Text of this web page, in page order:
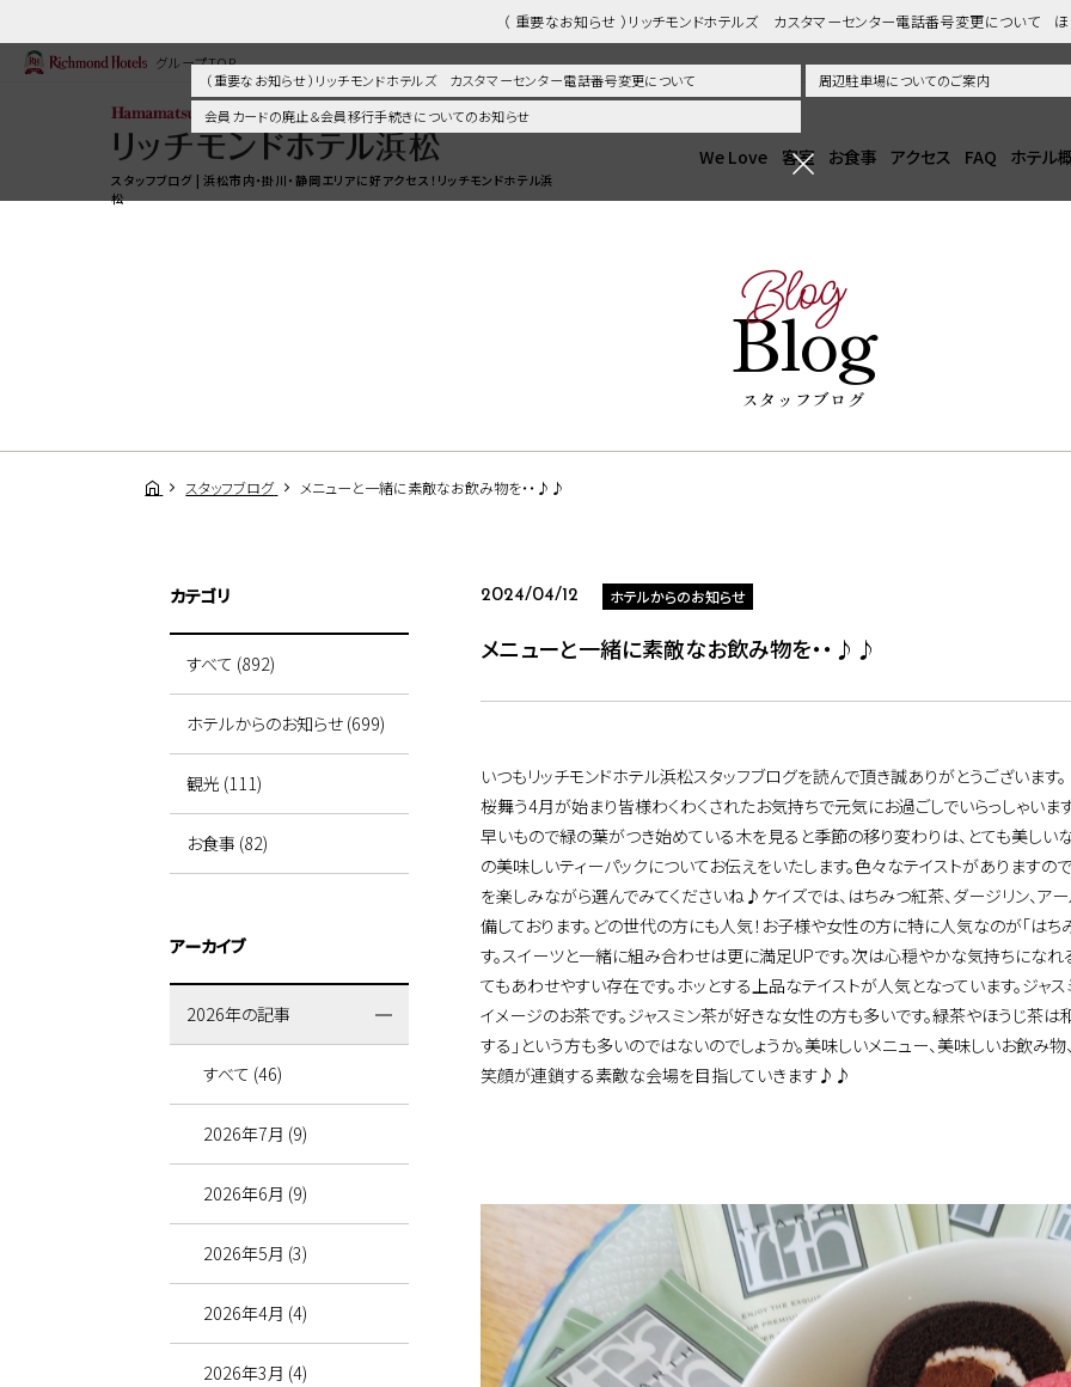
（ 重要なお知らせ ）リッチモンドホテルズ カスタマーセンター電話番号変更について
（ 重要なお知らせ ）リッチモンドホテルズ カスタマーセンター電話番号変更について
周辺駐車場についてのご案内
会員カードの廃止＆会員移行手続きについてのお知らせ
グループTOP
スタッフブログ | 浜松市内・掛川・静岡エリアに好アクセス！リッチモンドホテル浜
松
We Love 客室 お食事 アクセス FAQ ホテル
Blog
Blog
スタッフブログ
スタッフブログ メニューと一緒に素敵なお飲み物を・・♪♪
2024/04/12 ホテルからのお知らせ
メニューと一緒に素敵なお飲み物を・・♪♪
いつもリッチモンドホテル浜松スタッフブログを読んで頂き誠ありがとうございます。
桜舞う4月が始まり皆様わくわくされたお気持ちで元気にお過ごしでいらっしゃいま
早いもので緑の葉がつき始めている木を見ると季節の移り変わりは、とても美しい
の美味しいティーパックについてお伝えをいたします。色々なテイストがありますの
を楽しみながら選んでみてくださいね♪ケイズでは、はちみつ紅茶、ダージリン、アー
備しております。どの世代の方にも人気！お子様や女性の方に特に人気なのが「はち
す。スイーツと一緒に組み合わせは更に満足UPです。次は心穏やかな気持ちになれ
てもあわせやすい存在です。ホッとする上品なテイストが人気となっています。ジャ
イメージのお茶です。ジャスミン茶が好きな女性の方も多いです。緑茶やほうじ茶
する」という方も多いのではないのでしょうか。美味しいメニュー、美味しいお飲
笑顔が連鎖する素敵な会場を目指していきます♪♪
カテゴリ
すべて (892)
ホテルからのお知らせ (699)
観光 (111)
お食事 (82)
アーカイブ
2026年の記事
すべて (46)
2026年7月 (9)
2026年6月 (9)
2026年5月 (3)
2026年4月 (4)
2026年3月 (4)